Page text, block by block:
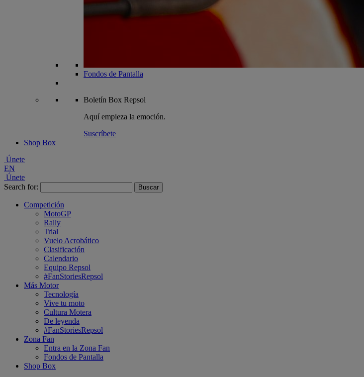
Fondos de Pantalla
Boletín Box Repsol
Aquí empieza la emoción.
Suscríbete
Shop Box
Únete
EN
Únete
Search for:
Competición
MotoGP
Rally
Trial
Vuelo Acrobático
Clasificación
Calendario
Equipo Repsol
#FanStoriesRepsol
Más Motor
Tecnología
Vive tu moto
Cultura Motera
De leyenda
#FanStoriesRepsol
Zona Fan
Entra en la Zona Fan
Fondos de Pantalla
Shop Box